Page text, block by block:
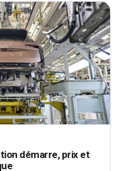
démarre, prix et